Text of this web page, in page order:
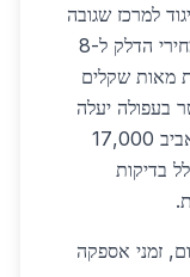
בניגוד למרכז שגובה
150 ש"ח לק"מ. ב-2026, עם עליית מחירי הדלק ל-8
מאות שקלים
לדוגמה, פרויקט מעקה 50 מטר בעפולה יעלה
12,500 ש"ח כולל התקנה, בעוד בתל אביב 17,000
בדיקות
זמני אספקה